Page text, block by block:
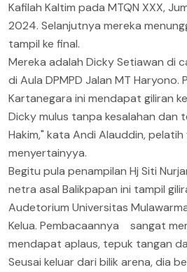
Kafilah Kaltim pada MTQN XXX,
2024. Selanjutnya mereka
tampil ke final.
Mereka adalah Dicky Setiawan di
di Aula DPMPD Jalan MT Haryono.
Kartanegara ini mendapat giliran
Dicky mulus tanpa kesalahan dan
Hakim," kata Andi Alauddin, pelatih
menyertainyya.
Begitu pula penampilan Hj Siti
netra asal Balikpapan ini tampil
Audetorium Universitas
Kelua. Pembacaannya sangat
mendapat aplaus, tepuk tangan
Seusai keluar dari bilik arena, dia